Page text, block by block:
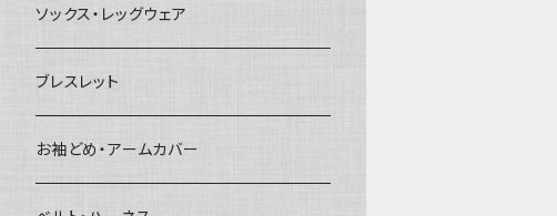
ソックス・レッグウェア
ブレスレット
お袖どめ・アームカバー